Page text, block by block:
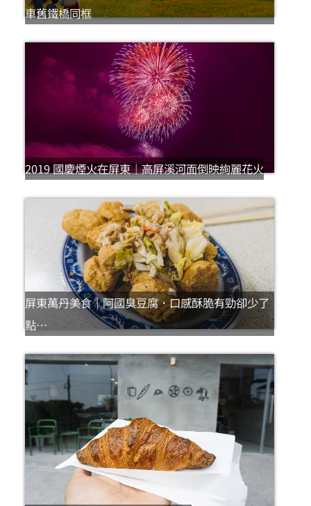
車舊鐵橋同框
2019 國慶煙火在屏東｜高屏溪河面倒映絢麗花火
屏東萬丹美食｜阿國臭豆腐．口感酥脆有勁卻少了
點…